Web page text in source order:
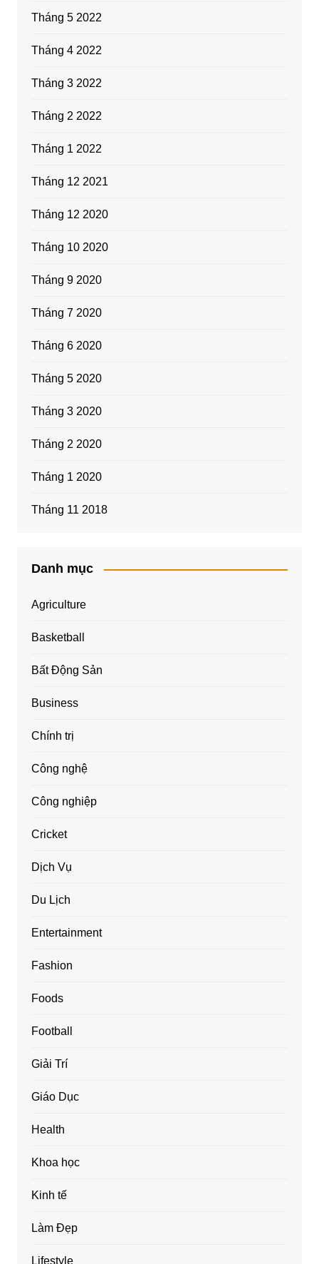
Tháng 5 2022
Tháng 4 2022
Tháng 3 2022
Tháng 2 2022
Tháng 1 2022
Tháng 12 2021
Tháng 12 2020
Tháng 10 2020
Tháng 9 2020
Tháng 7 2020
Tháng 6 2020
Tháng 5 2020
Tháng 3 2020
Tháng 2 2020
Tháng 1 2020
Tháng 11 2018
Danh mục
Agriculture
Basketball
Bất Động Sản
Business
Chính trị
Công nghệ
Công nghiệp
Cricket
Dịch Vụ
Du Lịch
Entertainment
Fashion
Foods
Football
Giải Trí
Giáo Dục
Health
Khoa học
Kinh tế
Làm Đẹp
Lifestyle